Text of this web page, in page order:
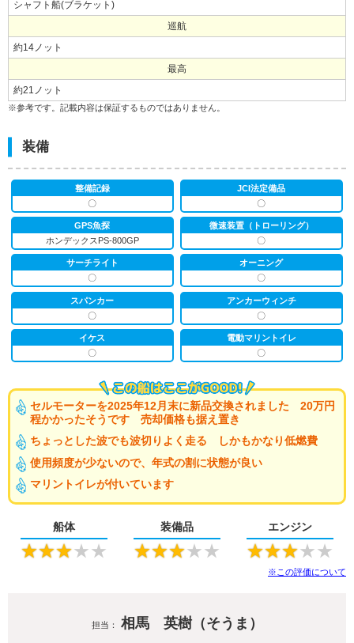
シャフト船(ブラケット)
巡航
約14ノット
最高
約21ノット
※参考です。記載内容は保証するものではありません。
装備
整備記録
〇
JCI法定備品
〇
GPS魚探
ホンデックスPS-800GP
微速装置（トローリング）
〇
サーチライト
〇
オーニング
〇
スパンカー
〇
アンカーウィンチ
〇
イケス
〇
電動マリントイレ
〇
セルモーターを2025年12月末に新品交換されました 20万円
程かかったそうです 売却価格も据え置き
ちょっとした波でも波切りよく走る しかもかなり低燃費
使用頻度が少ないので、年式の割に状態が良い
マリントイレが付いています
船体
★★★★★
装備品
★★★★★
エンジン
★★★★★
※この評価について
担当： 相馬 英樹（そうま）